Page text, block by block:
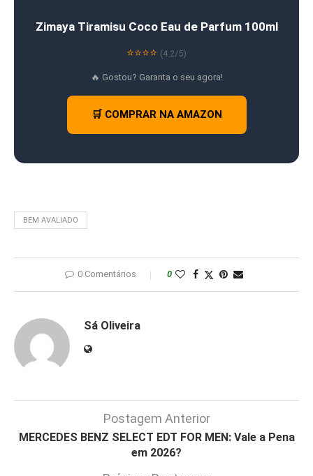
Zimaya Tiramisu Coco Eau de Parfum 100ml
⭐⭐⭐⭐ (4.2/5)
🔥 Gostou? Garanta o seu agora!
🛒 COMPRAR NA AMAZON
BEM AVALIADO
0 Comentários 0
Sá Oliveira
Postagem Anterior
MERCEDES BENZ SELECT EDT FOR MEN: Vale a Pena
em 2026?